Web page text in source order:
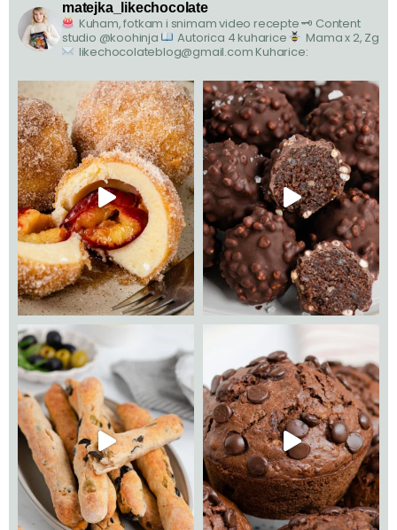
matejka_likechocolate
Kuham, fotkam i snimam video recepte🗝 Content
studio @koohinja
Autorica 4 kuharice
Mama x 2, Zg
likechocolateblog@gmail.com Kuharice: